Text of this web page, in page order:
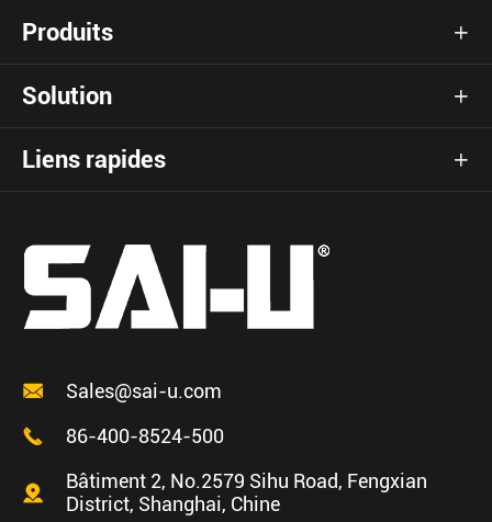
Produits 
Solution 
Liens rapides 

Sales@sai-u.com

86-400-8524-500

Bâtiment 2, No.2579 Sihu Road, Fengxian
District, Shanghai, Chine